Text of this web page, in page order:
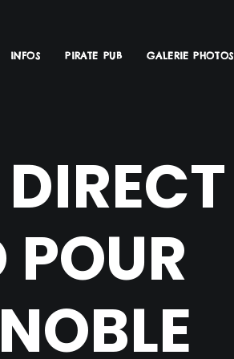
INFOS PIRATE PUB GALERIE PHOTOS
POUR